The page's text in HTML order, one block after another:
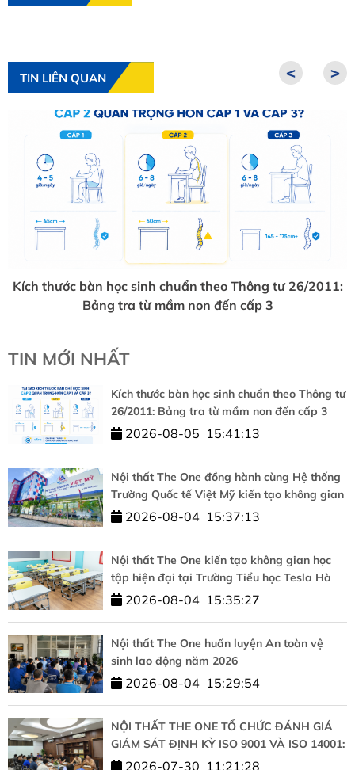
TIN LIÊN QUAN <
Kích thước bàn học sinh chuẩn theo Thông tư 26/2011:
Bảng tra từ mầm non đến cấp 3
>
TIN MỚI NHẤT
Kích thước bàn học sinh chuẩn theo Thông tư
26/2011: Bảng tra từ mầm non đến cấp 3
2026-08-05 15:41:13
Nội thất The One đồng hành cùng Hệ thống
Trường Quốc tế Việt Mỹ kiến tạo không gian
học tập chuẩn quốc tế
2026-08-04 15:37:13
Nội thất The One kiến tạo không gian học
tập hiện đại tại Trường Tiểu học Tesla Hà
Nội2026-08-04 15:35:27
Nội thất The One huấn luyện An toàn vệ
sinh lao động năm 2026
2026-08-04 15:29:54
NỘI THẤT THE ONE TỔ CHỨC ĐÁNH GIÁ
GIÁM SÁT ĐỊNH KỲ ISO 9001 VÀ ISO 14001:
KHẲNG ĐỊNH CAM KẾT CHẤT LƯỢNG VÀ
2026-07-30 11:21:28